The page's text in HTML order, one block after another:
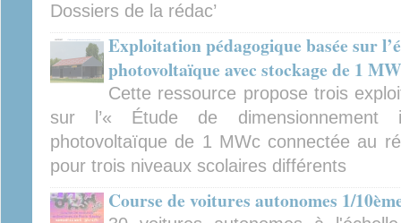
Dossiers de la rédac’
Exploitation pédagogique basée sur
photovoltaïque avec stockage de 1
Cette ressource propose trois
sur l’« Étude de dimensionnement
photovoltaïque de 1 MWc connectée au
pour trois niveaux scolaires différents
Course de voitures autonomes 1/